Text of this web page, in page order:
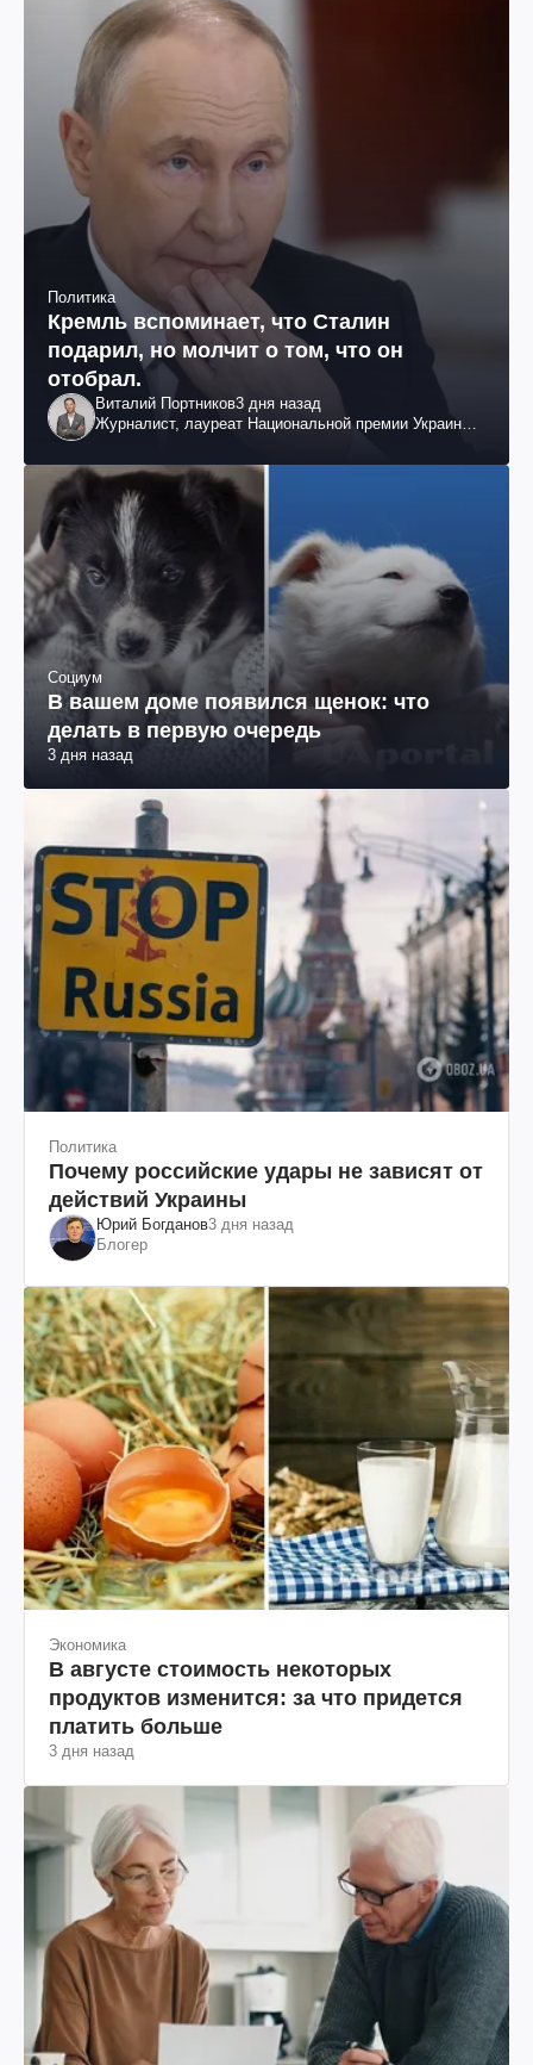
Политика
Кремль вспоминает, что Сталин
подарил, но молчит о том, что он
отобрал.
Виталий Портников3 дня назад
Журналист, лауреат Национальной премии Украины
Социум
В вашем доме появился щенок: что
делать в первую очередь
3 дня назад
Политика
Почему российские удары не зависят от
действий Украины
Юрий Богданов3 дня назад
Блогер
Экономика
В августе стоимость некоторых
продуктов изменится: за что придется
платить больше
3 дня назад